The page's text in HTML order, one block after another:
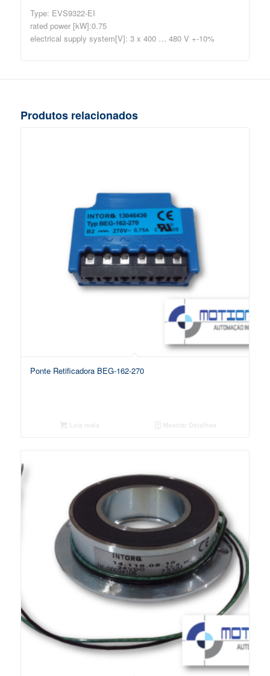
Type: EVS9322-EI
rated power [kW]:0.75
electrical supply system[V]: 3 x 400 … 480 V +-10%
Produtos relacionados
Ponte Retificadora BEG-162-270